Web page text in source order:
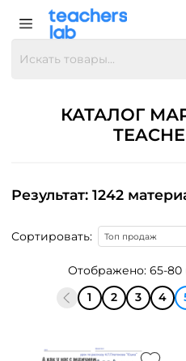
КАТАЛОГ
Результат: 1242
Сортировать:
Отображено: 65-80
1
2 3 4